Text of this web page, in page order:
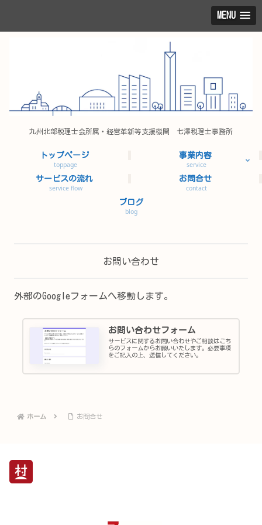
MENU
九州北部税理士会所属・経営革新等支援機関 七澤税理士事務所
トップページ
toppage
事業内容
service
サービスの流れ
service flow
お問合せ
contact
ブログ
blog
お問い合わせ
外部のGoogleフォームへ移動します。
お問い合わせフォーム
サービスに関するお問い合わせやご相談はこち
らのフォームからお願いいたします。必要事項
をご記入の上、送信してください。
ホーム お問合せ